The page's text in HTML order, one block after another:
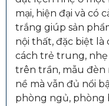
mại, hiện đại và có
trắng giúp sản
nội thất, đặc biệt là
cách trẻ trung, nhẹ
trên trần, mẫu đèn
nề mà vẫn đủ nổi
phòng ngủ, phòng